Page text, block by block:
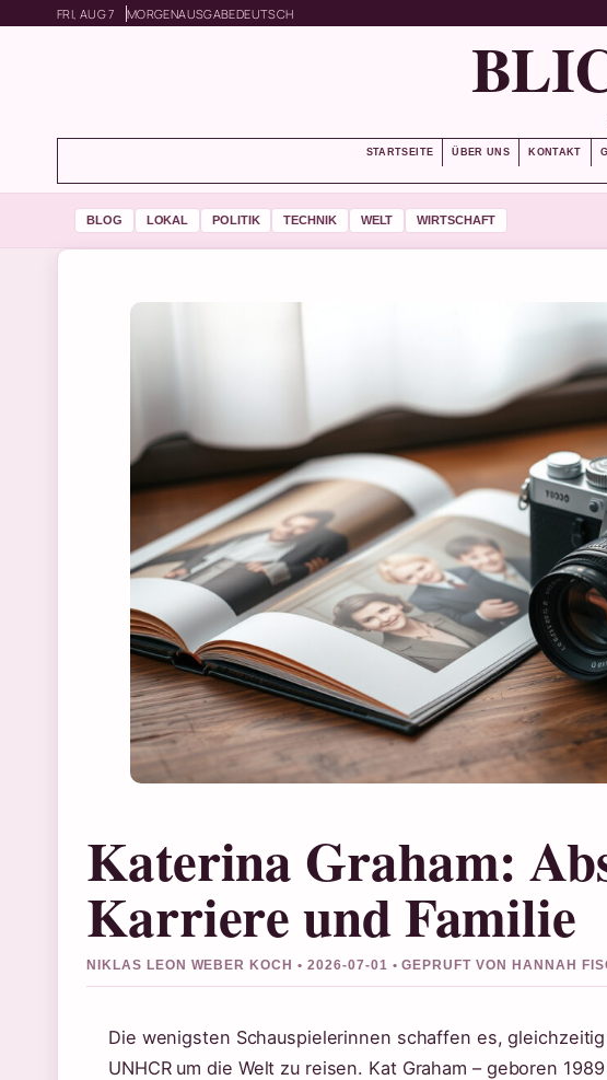
FRI, AUG 7 MORGENAUSGABEDEUTSCH
STARTSEITE ÜBER UNS KONTAKT
BLOG LOKAL POLITIK TECHNIK WELT WIRTSCHAFT
Katerina Graham:
Karriere und Familie
NIKLAS LEON WEBER KOCH • 2026-07-01 • GEPRUFT VON HANNAH
Die wenigsten Schauspielerinnen schaffen es,
UNHCR um die Welt zu reisen. Kat Graham – geboren